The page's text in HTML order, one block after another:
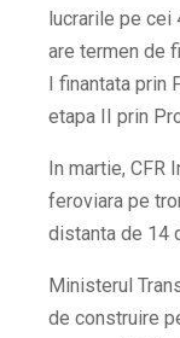
lucrarile pe cei
are termen de
I finantata prin
etapa II prin
In martie, CFR
feroviara pe
distanta de 14
Ministerul
de construire